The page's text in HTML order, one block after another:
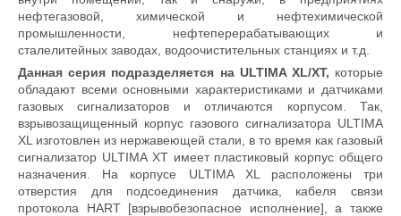
нефтегазовой, химической и нефтехимической
промышленности, нефтеперерабатывающих и
сталелитейных заводах, водоочистительных станциях и т.д.
Данная серия подразделяется на ULTIMA XL/XT, которые
обладают всеми основными характеристиками и датчиками
газовых сигнализаторов и отличаются корпусом. Так,
взрывозащищенный корпус газового сигнализатора ULTIMA
XL изготовлен из нержавеющей стали, в то время как газовый
сигнализатор ULTIMA XT имеет пластиковый корпус общего
назначения. На корпусе ULTIMA XL расположены три
отверстия для подсоединения датчика, кабеля связи
протокола HART [взрывобезопасное исполнение], а также